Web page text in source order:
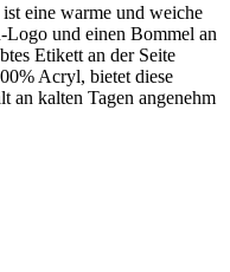
eine warme und weiche
und einen Bommel an
Etikett an der Seite
Acryl, bietet diese
an kalten Tagen angenehm